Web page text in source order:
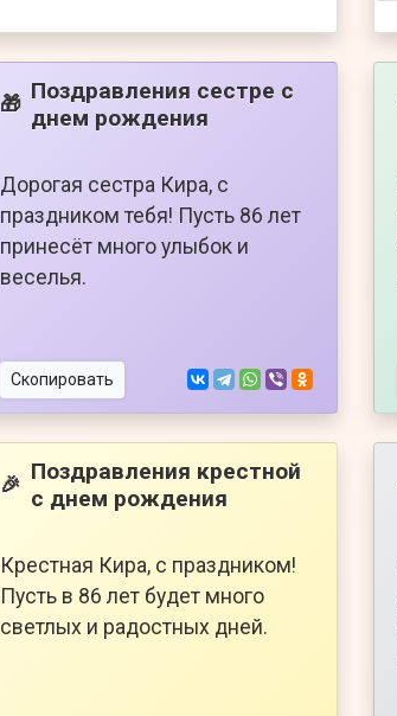
🎁 Поздравления сестре с
днем рождения
Дорогая сестра Кира, с
праздником тебя! Пусть 86 лет
принесёт много улыбок и
веселья.
Скопировать
🎉 Поздравления крестной
с днем рождения
Крестная Кира, с праздником!
Пусть в 86 лет будет много
светлых и радостных дней.